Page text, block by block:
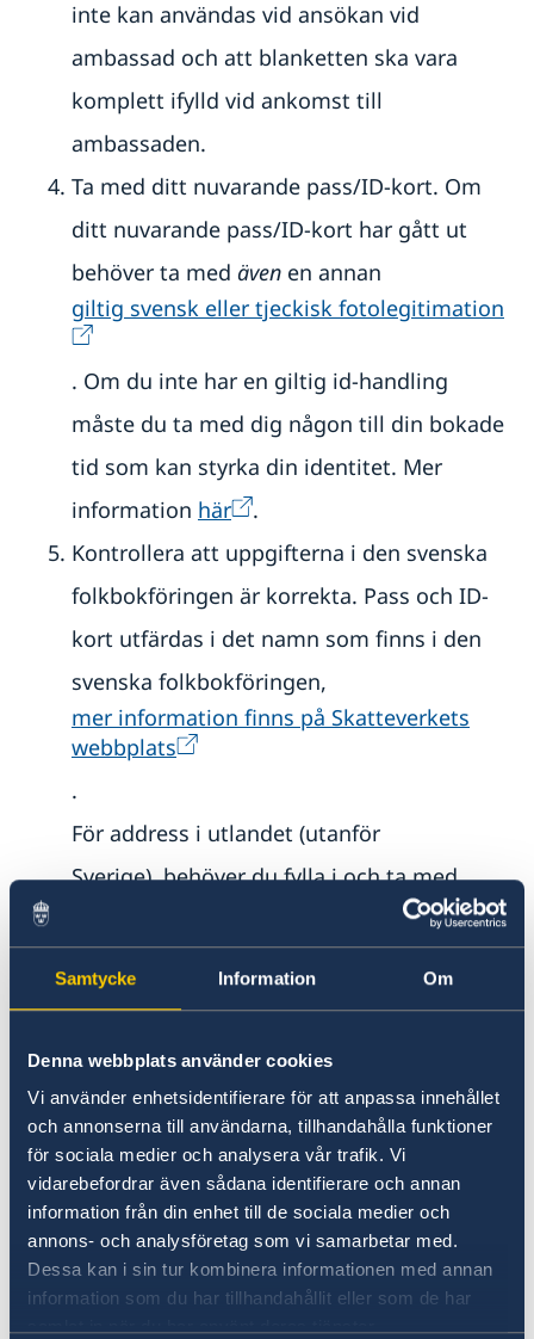
Samtycke Information Om
Denna webbplats använder cookies
Vi använder enhetsidentifierare för att anpassa innehållet
och annonserna till användarna, tillhandahålla funktioner
för sociala medier och analysera vår trafik. Vi
vidarebefordrar även sådana identifierare och annan
information från din enhet till de sociala medier och
annons- och analysföretag som vi samarbetar med.
Dessa kan i sin tur kombinera informationen med annan
information som du har tillhandahållit eller som de har
inte kan användas vid ansökan vid
ambassad och att blanketten ska vara
komplett ifylld vid ankomst till
ambassaden.
Ta med ditt nuvarande pass/ID-kort. Om
ditt nuvarande pass/ID-kort har gått ut
behöver ta med även en annan
giltig svensk eller tjeckisk fotolegitimation
. Om du inte har en giltig id-handling
måste du ta med dig någon till din bokade
tid som kan styrka din identitet. Mer
information här
.
Kontrollera att uppgifterna i den svenska
folkbokföringen är korrekta. Pass och ID-
kort utfärdas i det namn som finns i den
svenska folkbokföringen,
mer information finns på Skatteverkets
webbplats
.
För address i utlandet (utanför
Sverige), behöver du fylla i och ta med
utskriven blankett ”Ny adress/röstlängd
Ladda ner blanketten här
Om du har dubbelt medborgarskap (dvs.
ett annat medborgarskap än det svenska)
ska intyg om detta uppvisas. Notera att
passmyndigheten i vissa fall kan begära
intyg om att du inte blivit medborgare i
annat land där du varit bosatt.
Om du aldrig bott i Sverige behöver du